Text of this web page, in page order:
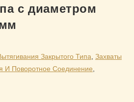
с диаметром
Закрытого Типа Захваты
И Поворотное Соединение